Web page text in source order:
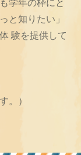
学年の枠にと
と知りたい」
験を提供して
。）